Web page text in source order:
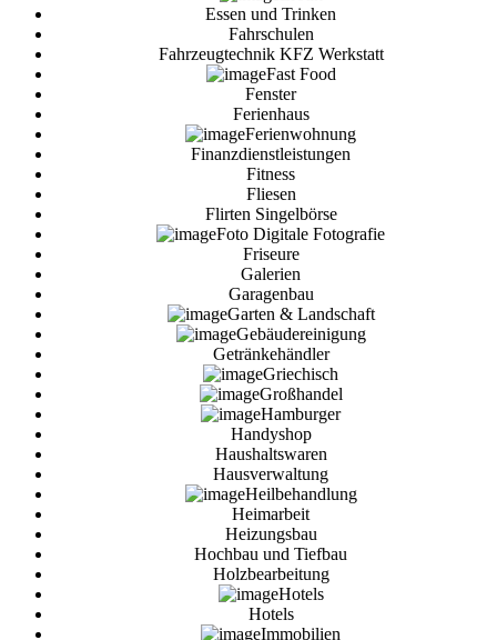
Essen und Trinken
Fahrschulen
Fahrzeugtechnik KFZ Werkstatt
Fast Food
Fenster
Ferienhaus
Ferienwohnung
Finanzdienstleistungen
Fitness
Fliesen
Flirten Singelbörse
Foto Digitale Fotografie
Friseure
Galerien
Garagenbau
Garten & Landschaft
Gebäudereinigung
Getränkehändler
Griechisch
Großhandel
Hamburger
Handyshop
Haushaltswaren
Hausverwaltung
Heilbehandlung
Heimarbeit
Heizungsbau
Hochbau und Tiefbau
Holzbearbeitung
Hotels
Hotels
Immobilien